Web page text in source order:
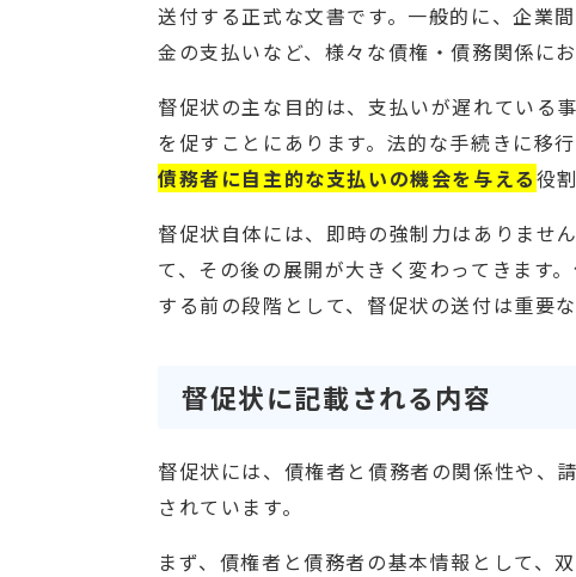
送付する正式な文書です。一般的に、企業
金の支払いなど、様々な債権・債務関係にお
督促状の主な目的は、支払いが遅れている
を促すことにあります。法的な手続きに移
債務者に自主的な支払いの機会を与える役
督促状自体には、即時の強制力はありませ
て、その後の展開が大きく変わってきます
する前の段階として、督促状の送付は重要
督促状に記載される内容
督促状には、債権者と債務者の関係性や、
されています。
まず、債権者と債務者の基本情報として、